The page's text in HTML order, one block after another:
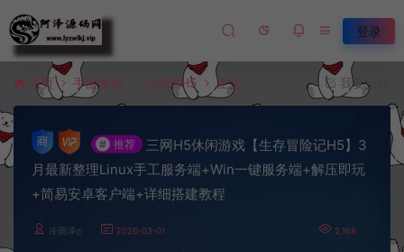
登录
首页 手游资源 小游戏H5 正文 我要投稿
# 推荐
三网H5休闲游戏【生存冒险记H5】3
月最新整理Linux手工服务端+Win一键服务端+解压即玩
+简易安卓客户端+详细搭建教程
冷雨泽ღ 2026-03-01 2,168